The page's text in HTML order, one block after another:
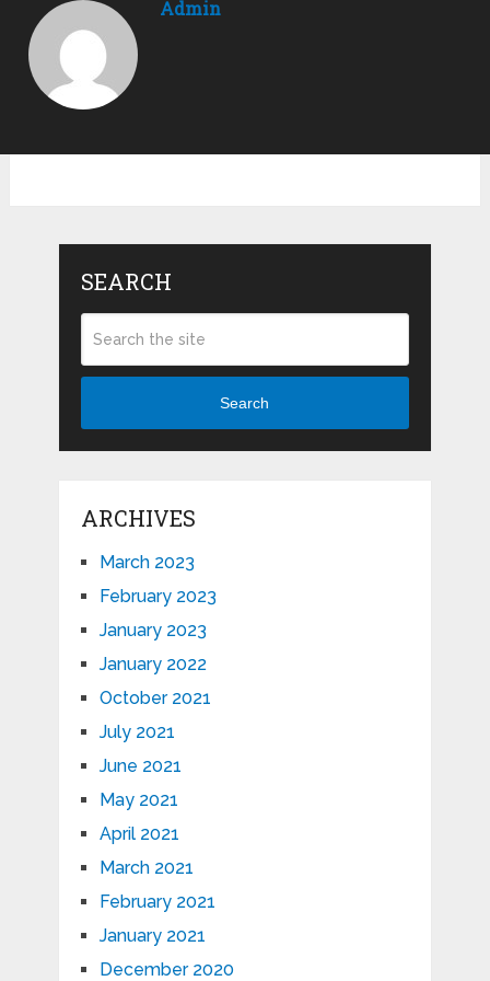
Admin
SEARCH
Search
ARCHIVES
March 2023
February 2023
January 2023
January 2022
October 2021
July 2021
June 2021
May 2021
April 2021
March 2021
February 2021
January 2021
December 2020